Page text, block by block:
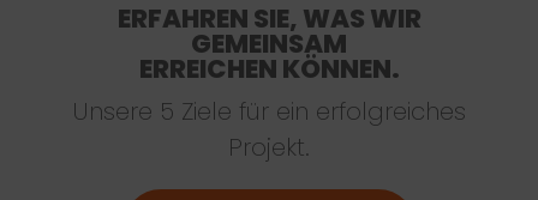
ERFAHREN SIE, WAS WIR
GEMEINSAM
ERREICHEN KÖNNEN.
Unsere 5 Ziele für ein erfolgreiches
Projekt.